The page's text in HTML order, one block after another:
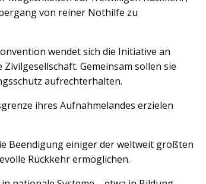
von reiner Nothilfe zu
wendet sich die Initiative an
Gemeinsam sollen sie
aufrechterhalten.
ihres Aufnahmelandes erzielen
Beendigung einiger der weltweit größten
Rückkehr ermöglichen.